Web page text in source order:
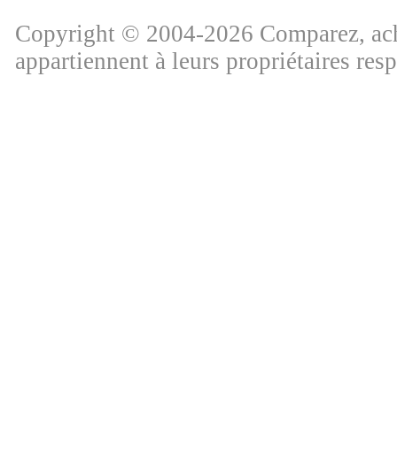
Copyright © 2004-2026 Comparez,
appartiennent à leurs propriétaires